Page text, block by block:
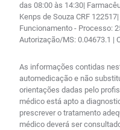
das 08:00 às 14:30|
Kenps de Souza CRF
Funcionamento - Processo:
Autorização/MS: 0.04673.1 |
As informações contidas
automedicação e não
orientações dadas pelo
médico está apto a
prescrever o tratamento
médico deverá ser